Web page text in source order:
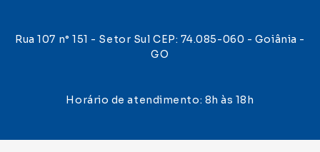
Rua 107 n° 151 - Setor Sul CEP: 74.085-060 - Goiânia -
GO
Horário de atendimento: 8h às 18h